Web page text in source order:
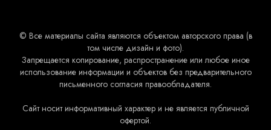
© Все материалы сайта являются объектом авторского права (в
том числе дизайн и фото).
Запрещается копирование, распространение или любое иное
использование информации и объектов без предварительного
письменного согласия правообладателя.
Сайт носит информативный характер и не является публичной
офертой.